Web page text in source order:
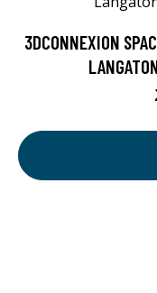
3DCONNEXION